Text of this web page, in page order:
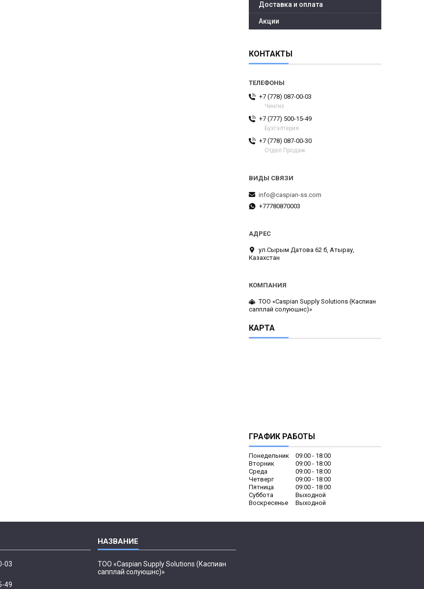
Доставка и оплата
Акции
КОНТАКТЫ
+7 (778) 087-00-03
Чингиз
+7 (777) 500-15-49
Бухгалтерия
+7 (778) 087-00-30
Отдел Продаж
info@caspian-ss.com
+77780870003
ул.Сырым Датова 62 б, Атырау,
Казахстан
ТОО «Caspian Supply Solutions (Каспиан
сапплай солуюшнс)»
КАРТА
ГРАФИК РАБОТЫ
Понедельник 09:00
18:00
Вторник
09:00
18:00
Среда
09:00
18:00
Четверг
09:00
18:00
Пятница
09:00
18:00
Суббота
Выходной
Воскресенье
Выходной
03
49
ТОО «Caspian Supply Solutions (Каспиан
сапплай солуюшнс)»